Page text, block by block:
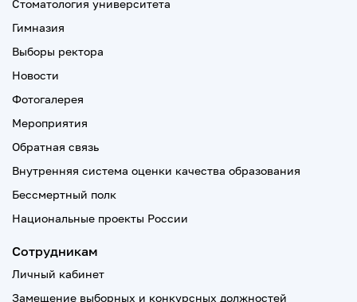
Стоматология университета
Гимназия
Выборы ректора
Новости
Фотогалерея
Мероприятия
Обратная связь
Внутренняя система оценки качества образования
Бессмертный полк
Национальные проекты России
Сотрудникам
Личный кабинет
Замещение выборных и конкурсных должностей